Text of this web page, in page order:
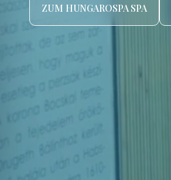
ZUM HUNGAROSPA SPA